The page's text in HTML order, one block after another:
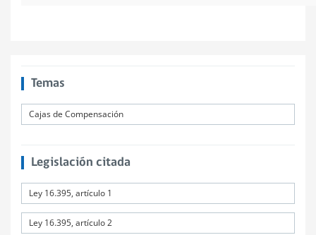
Temas
Cajas de Compensación
Legislación citada
Ley 16.395, artículo 1
Ley 16.395, artículo 2